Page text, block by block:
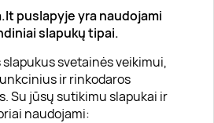
puslapyje yra naudojami
slapukų tipai.
svetainės veikimui,
ir rinkodaros
Su jūsų sutikimu slapukai ir
naudojami: